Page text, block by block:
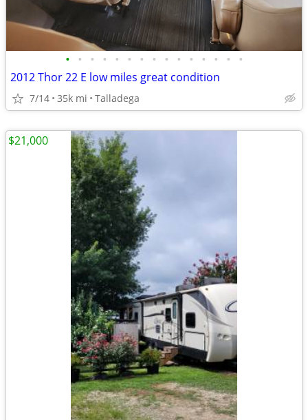
• • • • • • • • • • • • • • •
2012 Thor 22 E low miles great condition
7/14 35k mi Talladega
$21,000